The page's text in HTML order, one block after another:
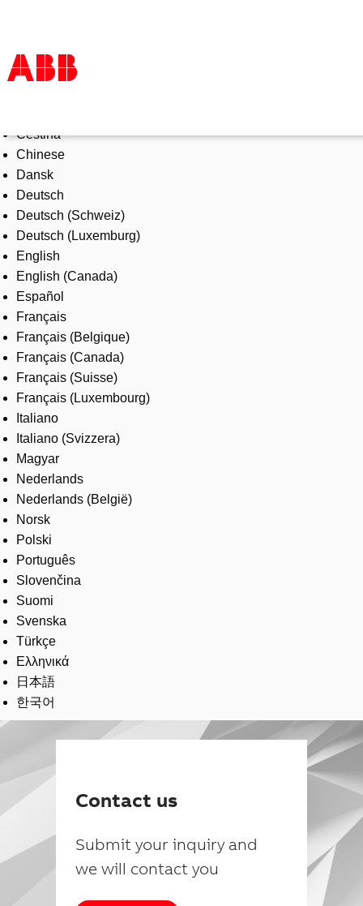
Products & Solutions
Industries
Services
About us
Where to buy
Contact us
Careers
Čeština
Chinese
Dansk
Deutsch
Deutsch (Schweiz)
Deutsch (Luxemburg)
English
English (Canada)
Español
Français
Français (Belgique)
Français (Canada)
Français (Suisse)
Français (Luxembourg)
Italiano
Italiano (Svizzera)
Magyar
Nederlands
Nederlands (België)
Norsk
Polski
Português
Slovenčina
Suomi
Svenska
Türkçe
Ελληνικά
日本語
한국어
Contact us
Submit your inquiry and
we will contact you